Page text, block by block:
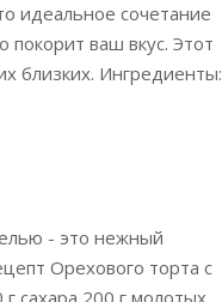
идеальное сочетание
ваш вкус. Этот
близких. Ингредиенты:
- это нежный
Орехового торта с